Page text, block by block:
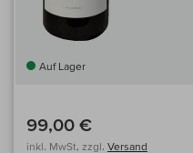
Auf Lager
99,00 €
inkl. MwSt, zzgl. Versand